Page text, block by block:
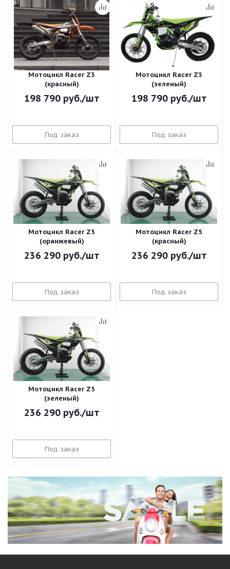
Мотоцикл Racer Z3
(красный)
198 790руб./шт
Под заказ
Мотоцикл Racer Z3
(зеленый)
198 790руб./шт
Под заказ
Мотоцикл Racer Z5
(оранжевый)
236 290руб./шт
Под заказ
Мотоцикл Racer Z5
(красный)
236 290руб./шт
Под заказ
Мотоцикл Racer Z5
(зеленый)
236 290руб./шт
Под заказ